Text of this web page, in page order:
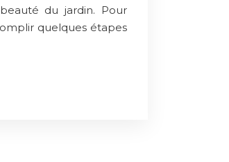
du jardin. Pour
quelques étapes